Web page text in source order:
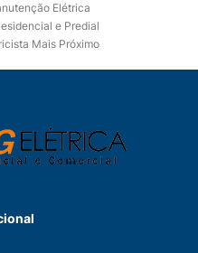
Elétrica
e Predial
Mais Próximo
Eletricos
Residencial